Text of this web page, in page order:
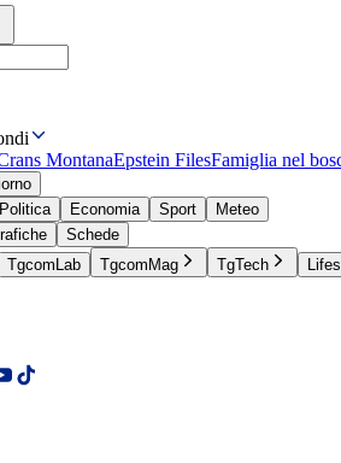
MontanaEpstein FilesFamiglia nel
Politica Economia Sport
Meteo
Schede
TgcomLab TgcomMag TgTech